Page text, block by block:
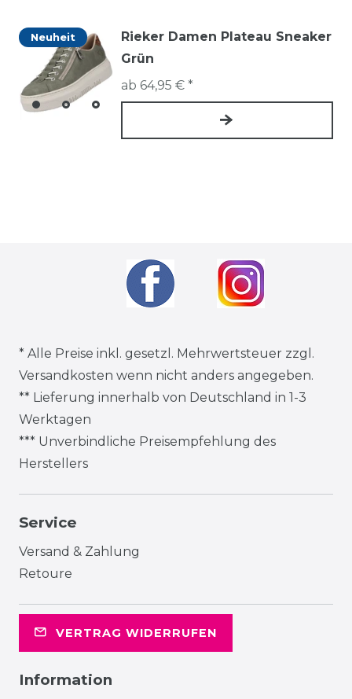
Neuheit
Rieker Damen Plateau Sneaker
Grün
ab 64,95 € *
* Alle Preise inkl. gesetzl. Mehrwertsteuer zzgl.
Versandkosten wenn nicht anders angegeben.
** Lieferung innerhalb von Deutschland in 1-3
Werktagen
*** Unverbindliche Preisempfehlung des
Herstellers
Service
Versand & Zahlung
Retoure
VERTRAG WIDERRUFEN
Information